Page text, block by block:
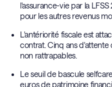
l'assurance-vie par la
pour les autres revenus
L'antériorité fiscale est
contrat. Cinq ans
non rattrapables.
Le seuil de bascule
euros de patrimoine